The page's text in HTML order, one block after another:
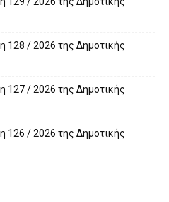
/ 2026 της Δημοτικής
/ 2026 της Δημοτικής
/ 2026 της Δημοτικής